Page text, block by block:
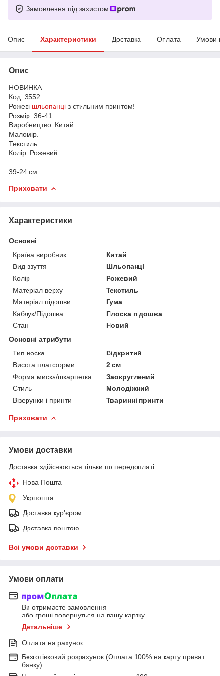
Замовлення під захистом
Опис Характеристики Доставка Оплата Умови
Опис
НОВИНКА
Код: 3552
Рожеві шльопанці з стильним принтом!
Розмір: 36-41
Виробництво: Китай.
Маломір.
Текстиль
Колір: Рожевий.
39-24 см
Приховати
Характеристики
Основні
Країна виробник
Китай
Вид взуття
Шльопанці
Колір
Рожевий
Матеріал верху
Текстиль
Матеріал підошви
Гума
Каблук/Підошва
Плоска підошва
Стан
Новий
Основні атрибути
Тип носка
Відкритий
Висота платформи
2 см
Форма миска/шкарпетка
Заокруглений
Стиль
Молодіжний
Візерунки і принти
Тваринні принти
Приховати
Умови доставки
Доставка здійснюється тільки по передоплаті.
Нова Пошта
Укрпошта
Доставка кур'єром
Доставка поштою
Всі умови доставки
Умови оплати
Ви отримаєте замовлення
або гроші повернуться на вашу картку
Детальніше
Оплата на рахунок
Безготівковий розрахунок (Оплата 100% на карту приват
банку)